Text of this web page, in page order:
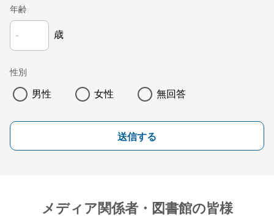
年齢
歳
性別
男性 女性 無回答
送信する
メディア関係者・図書館の皆様